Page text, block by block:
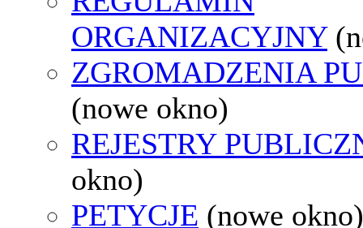
ORGANIZACYJNY
ZGROMADZENIA
(nowe okno)
REJESTRY
okno)
PETYCJE (nowe okno)